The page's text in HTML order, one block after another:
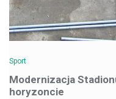
Sport
Modernizacja
horyzoncie